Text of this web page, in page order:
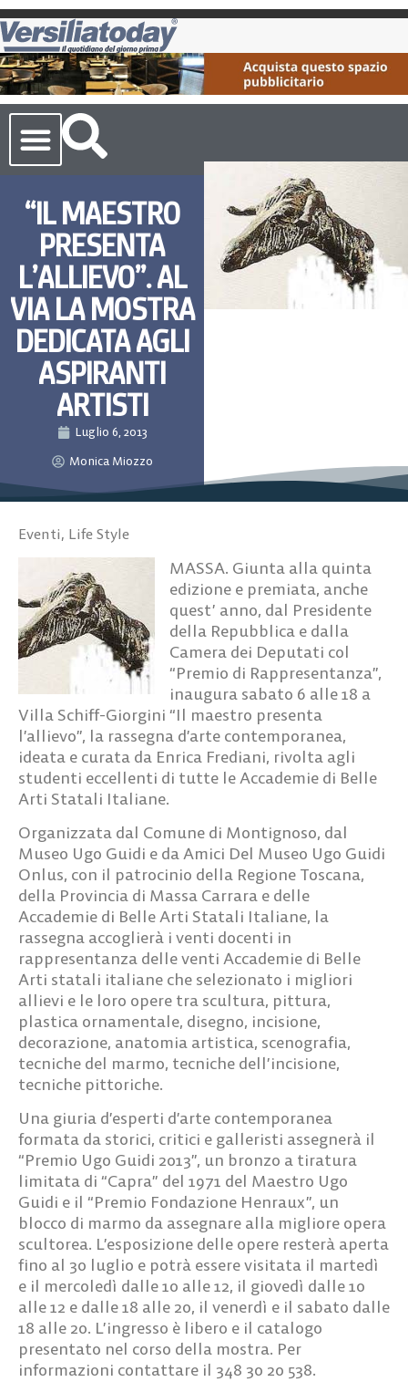
“IL MAESTRO
PRESENTA
L’ALLIEVO”. AL
VIA LA MOSTRA
DEDICATA AGLI
ASPIRANTI
ARTISTI
Luglio 6, 2013
Monica Miozzo
Eventi, Life Style
MASSA. Giunta alla quinta
edizione e premiata, anche
quest’ anno, dal Presidente
della Repubblica e dalla
Camera dei Deputati col
“Premio di Rappresentanza”,
inaugura sabato 6 alle 18 a
Villa Schiff-Giorgini “Il maestro presenta
l’allievo”, la rassegna d’arte contemporanea,
ideata e curata da Enrica Frediani, rivolta agli
studenti eccellenti di tutte le Accademie di Belle
Arti Statali Italiane.
Organizzata dal Comune di Montignoso, dal
Museo Ugo Guidi e da Amici Del Museo Ugo Guidi
Onlus, con il patrocinio della Regione Toscana,
della Provincia di Massa Carrara e delle
Accademie di Belle Arti Statali Italiane, la
rassegna accoglierà i venti docenti in
rappresentanza delle venti Accademie di Belle
Arti statali italiane che selezionato i migliori
allievi e le loro opere tra scultura, pittura,
plastica ornamentale, disegno, incisione,
decorazione, anatomia artistica, scenografia,
tecniche del marmo, tecniche dell’incisione,
tecniche pittoriche.
Una giuria d’esperti d’arte contemporanea
formata da storici, critici e galleristi assegnerà il
“Premio Ugo Guidi 2013”, un bronzo a tiratura
limitata di “Capra” del 1971 del Maestro Ugo
Guidi e il “Premio Fondazione Henraux”, un
blocco di marmo da assegnare alla migliore opera
scultorea. L’esposizione delle opere resterà aperta
fino al 30 luglio e potrà essere visitata il martedì
e il mercoledì dalle 10 alle 12, il giovedì dalle 10
alle 12 e dalle 18 alle 20, il venerdì e il sabato dalle
18 alle 20. L’ingresso è libero e il catalogo
presentato nel corso della mostra. Per
informazioni contattare il 348 30 20 538.